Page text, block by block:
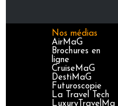
Nos médias
AirMaG
Brochures en
ligne
CruiseMaG
DestiMaG
Futuroscopie
La Travel Tech
LuxuryTravelMa